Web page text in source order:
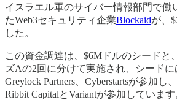
イスラエル軍のサイバー情報部門で働
たWeb3セキュリティ企業Blockaidが、
した。
この資金調達は、$6Mドルのシードと
ズAの2回に分けて実施され、シードに
Greylock Partners、Cyberstartsが参加し
Ribbit CapitalとVariantが参加しています